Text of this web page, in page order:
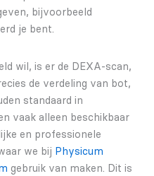
bijvoorbeeld
je bent.
wil, is er de DEXA-scan,
de verdeling van bot,
standaard in
vaak alleen beschikbaar
en professionele
we bij Physicum
gebruik van maken. Dit is